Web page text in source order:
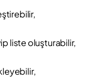
liste oluşturabilir,